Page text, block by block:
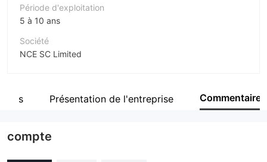
Période d'exploitation
5 à 10 ans
Société
NCE SC Limited
Présentation de l'entreprise Commentaire
compte